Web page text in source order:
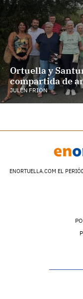
Ortuella y
compartida de
JULEN FRIÓN
ENORTUELLA.COM EL